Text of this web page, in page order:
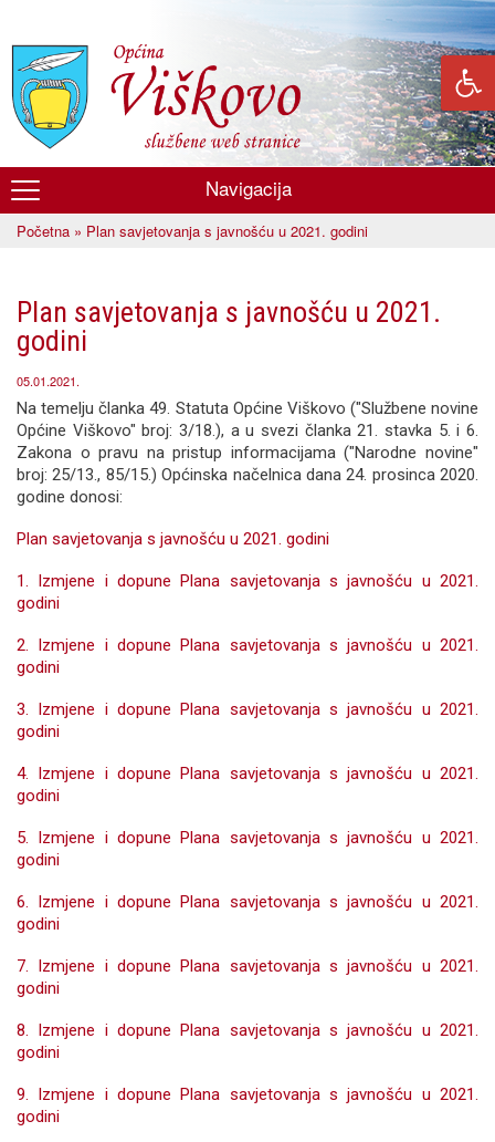
glavni
sadržaj
Općina
Viškovo
Navigacija
Početna » Plan savjetovanja s javnošću u 2021. godini
Plan savjetovanja s javnošću u 2021.
godini
05.01.2021.
Na temelju članka 49. Statuta Općine Viškovo ("Službene novine
Općine Viškovo" broj: 3/18.), a u svezi članka 21. stavka 5. i 6.
Zakona o pravu na pristup informacijama ("Narodne novine"
broj: 25/13., 85/15.) Općinska načelnica dana 24. prosinca 2020.
godine donosi:
Plan savjetovanja s javnošću u 2021. godini
1. Izmjene i dopune Plana savjetovanja s javnošću u 2021.
godini
2. Izmjene i dopune Plana savjetovanja s javnošću u 2021.
godini
3. Izmjene i dopune Plana savjetovanja s javnošću u 2021.
godini
4. Izmjene i dopune Plana savjetovanja s javnošću u 2021.
godini
5. Izmjene i dopune Plana savjetovanja s javnošću u 2021.
godini
6. Izmjene i dopune Plana savjetovanja s javnošću u 2021.
godini
7. Izmjene i dopune Plana savjetovanja s javnošću u 2021.
godini
8. Izmjene i dopune Plana savjetovanja s javnošću u 2021.
godini
9. Izmjene i dopune Plana savjetovanja s javnošću u 2021.
godini